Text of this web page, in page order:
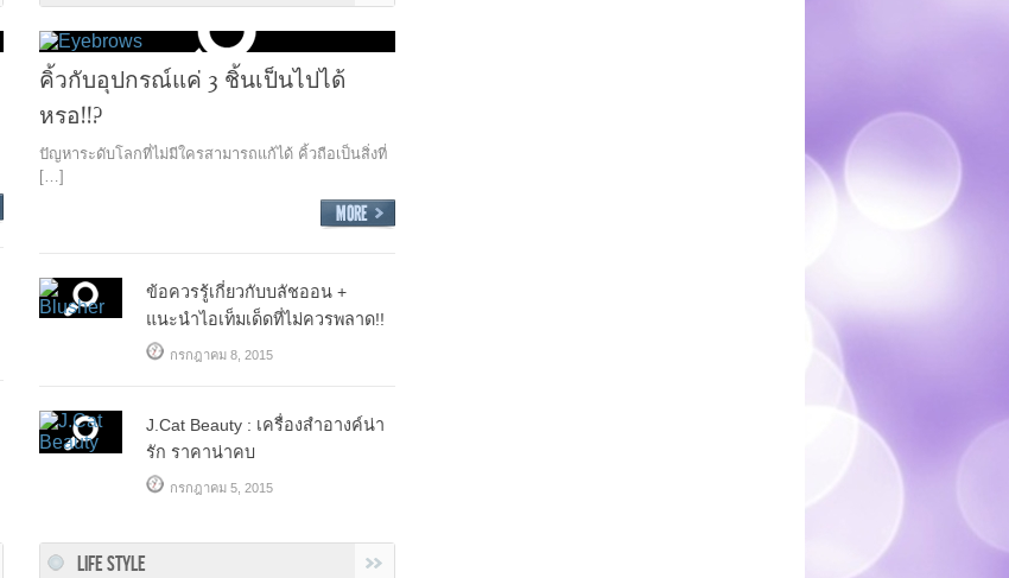
คิ้วกับอุปกรณ์แค่ 3 ชิ้นเป็นไปได้
หรอ!!?
ปัญหาระดับโลกที่ไม่มีใครสามารถแก้ได้ คิ้วถือเป็นสิ่งที่
[…]
ข้อควรรู้เกี่ยวกับบลัชออน +
แนะนำไอเท็มเด็ดที่ไม่ควรพลาด!!
กรกฎาคม 8, 2015
J.Cat Beauty : เครื่องสำอางค์น่า
รัก ราคาน่าคบ
กรกฎาคม 5, 2015
LIFE STYLE